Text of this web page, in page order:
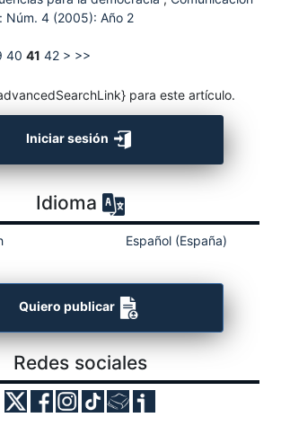
Núm. 4 (2005): Año 2
40 41 42 > >>
para este artículo.
Iniciar sesión
Idioma
Español (España)
Quiero publicar
Redes sociales